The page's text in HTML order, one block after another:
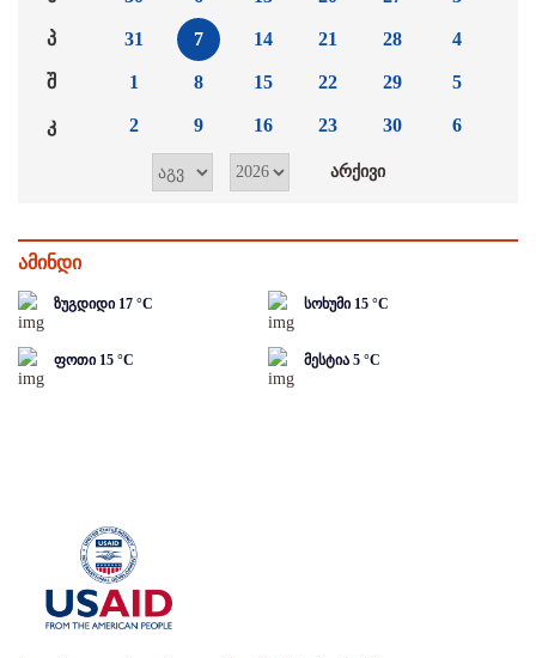
პ
შ
კ
31
1
2
7
8
9
14
15
16
21
22
23
28
29
30
4
5
6
ამინდი
ზუგდიდი 17 °C სოხუმი 15 °C
ფოთი 15 °C მესტია 5 °C